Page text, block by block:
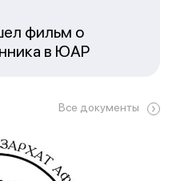
фильм о
в ЮАР
Все документы